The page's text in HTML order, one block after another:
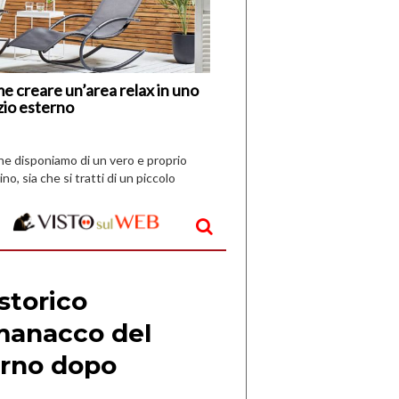
creare un’area relax in uno
esterno
Vespri
disponiamo di un vero e proprio
sia che si tratti di un piccolo